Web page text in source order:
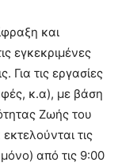
και
εγκεκριμένες
Για τις εργασίες
κ.α), με βάση
Ζωής του
τις
από τις 9:00